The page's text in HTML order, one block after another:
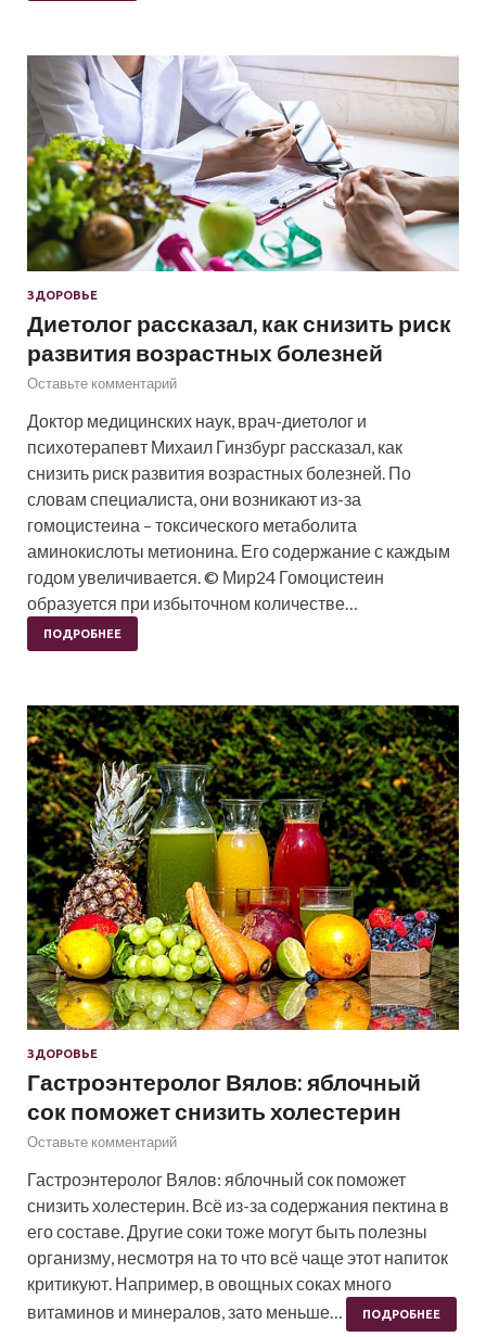
ЗДОРОВЬЕ
Диетолог рассказал, как снизить риск
развития возрастных болезней
Оставьте комментарий
Доктор медицинских наук, врач-диетолог и
психотерапевт Михаил Гинзбург рассказал, как
снизить риск развития возрастных болезней. По
словам специалиста, они возникают из-за
гомоцистеина – токсического метаболита
аминокислоты метионина. Его содержание с каждым
годом увеличивается. © Мир24 Гомоцистеин
образуется при избыточном количестве…
ПОДРОБНЕЕ
ЗДОРОВЬЕ
Гастроэнтеролог Вялов: яблочный
сок поможет снизить холестерин
Оставьте комментарий
Гастроэнтеролог Вялов: яблочный сок поможет
снизить холестерин. Всё из-за содержания пектина в
его составе. Другие соки тоже могут быть полезны
организму, несмотря на то что всё чаще этот напиток
критикуют. Например, в овощных соках много
витаминов и минералов, зато меньше…
ПОДРОБНЕЕ